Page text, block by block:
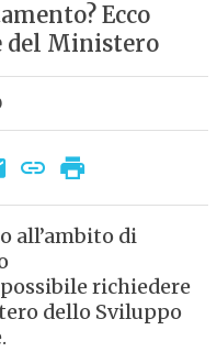
Ecco
del Ministero
all’ambito di
richiedere
dello Sviluppo